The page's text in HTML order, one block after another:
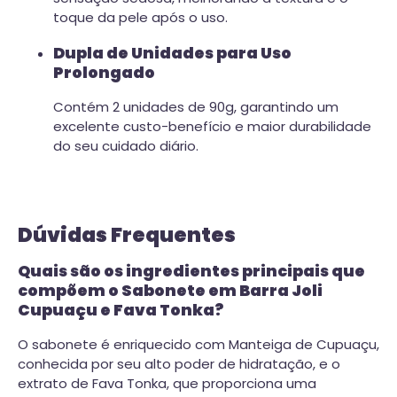
toque da pele após o uso.
Dupla de Unidades para Uso
Prolongado
Contém 2 unidades de 90g, garantindo um
excelente custo-benefício e maior durabilidade
do seu cuidado diário.
Dúvidas Frequentes
Quais são os ingredientes principais que
compõem o Sabonete em Barra Joli
Cupuaçu e Fava Tonka?
O sabonete é enriquecido com Manteiga de Cupuaçu,
conhecida por seu alto poder de hidratação, e o
extrato de Fava Tonka, que proporciona uma